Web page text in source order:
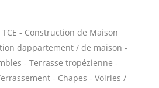
- Construction de Maison
dappartement / de maison -
- Terrasse tropézienne -
- Chapes - Voiries /